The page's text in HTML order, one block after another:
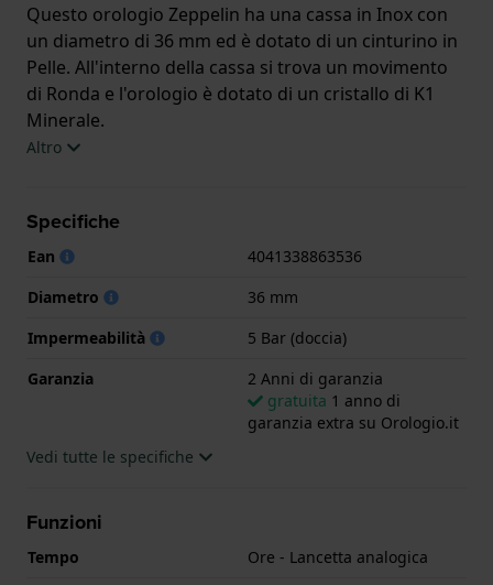
Questo orologio Zeppelin ha una cassa in Inox con
un diametro di 36 mm ed è dotato di un cinturino in
Pelle. All'interno della cassa si trova un movimento
di Ronda e l'orologio è dotato di un cristallo di K1
Minerale.
fornito con 2 Anni di garanzia.
Altro
Specifiche
Ean
4041338863536
Diametro
36 mm
Impermeabilità
5 Bar (doccia)
Garanzia
2 Anni di garanzia
gratuita 1 anno di
garanzia extra su Orologio.it
Vedi tutte le specifiche
Funzioni
Tempo
Ore - Lancetta analogica